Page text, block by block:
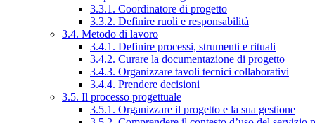
3.3.1. Coordinatore di progetto
3.3.2. Definire ruoli e responsabilità
3.4. Metodo di lavoro
3.4.1. Definire processi, strumenti e rituali
3.4.2. Curare la documentazione di progetto
3.4.3. Organizzare tavoli tecnici collaborativi
3.4.4. Prendere decisioni
3.5. Il processo progettuale
3.5.1. Organizzare il progetto e la sua gestione